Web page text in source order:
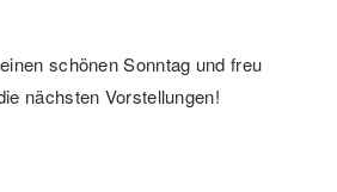
schönen Sonntag und freu
nächsten Vorstellungen!